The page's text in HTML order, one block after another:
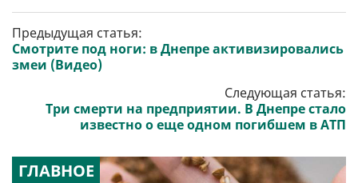
Предыдущая статья:
Смотрите под ноги: в Днепре активизировались
змеи (Видео)
Следующая статья:
Три смерти на предприятии. В Днепре стало
известно о еще одном погибшем в АТП
ГЛАВНОЕ